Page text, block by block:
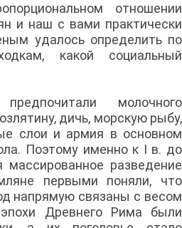
отношении
и наш с вами практически
удалось определить по
какой социальный
молочного
дичь, морскую рыбу,
слои и армия в основном
Поэтому именно к I в. до
разведение
первыми поняли, что
напрямую связаны с весом
Древнего Рима были